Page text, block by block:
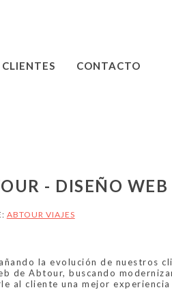
CLIENTES CONTACTO
- DISEÑO WEB
ABTOUR VIAJES
la evolución de nuestros
de Abtour, buscando
al cliente una mejor experiencia